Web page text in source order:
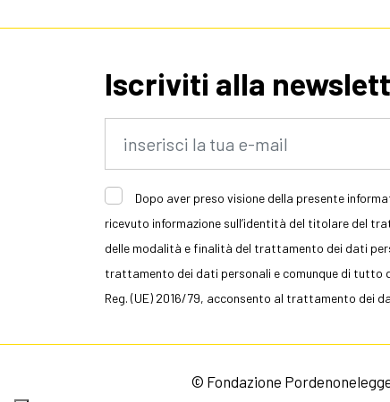
Iscriviti alla
Dopo aver preso visione della presente
ricevuto informazione sull’identità del titolare del
delle modalità e finalità del trattamento dei dati
trattamento dei dati personali e comunque di tutto
Reg. (UE) 2016/79, acconsento al trattamento dei
© Fondazione